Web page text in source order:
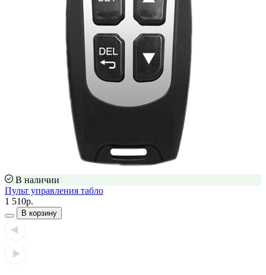
В наличии
Пульт управления табло
1 510р.
В корзину